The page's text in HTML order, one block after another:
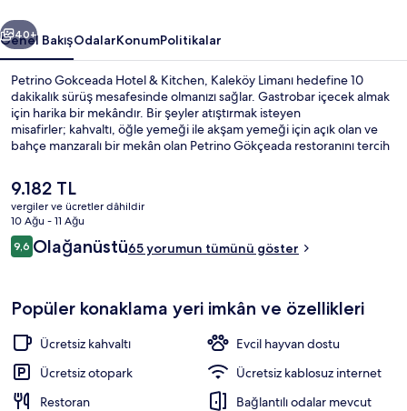
Sonraki
40+
Genel BakışOdalarKonumPolitikalar
Petrino Gokceada Hotel & Kitchen, Kaleköy Limanı hedefine 10
dakikalık sürüş mesafesinde olmanızı sağlar. Gastrobar içecek almak
için harika bir mekândır. Bir şeyler atıştırmak isteyen
misafirler; kahvaltı, öğle yemeği ile akşam yemeği için açık olan ve
bahçe manzaralı bir mekân olan Petrino Gökçeada restoranını tercih
Şu
anki
fiyat
9.182 TL
9.182 TL
vergiler ve ücretler dâhildir
10 Ağu - 11 Ağu
Yorumlar
9,69,6/10
Olağanüstü65 yorumun tümünü göster
Popüler konaklama yeri imkân ve özellikleri
Ücretsiz kahvaltı
Evcil hayvan dostu
Ücretsiz otopark
Ücretsiz kablosuz internet
Restoran
Bağlantılı odalar mevcut